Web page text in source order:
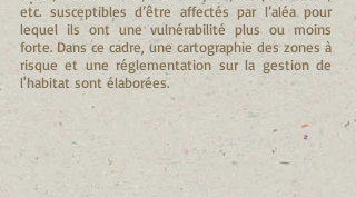
etc. susceptibles d’être affectés par l’aléa pour
lequel ils ont une vulnérabilité plus ou moins
forte. Dans ce cadre, une cartographie des zones à
risque et une réglementation sur la gestion de
l'habitat sont élaborées.